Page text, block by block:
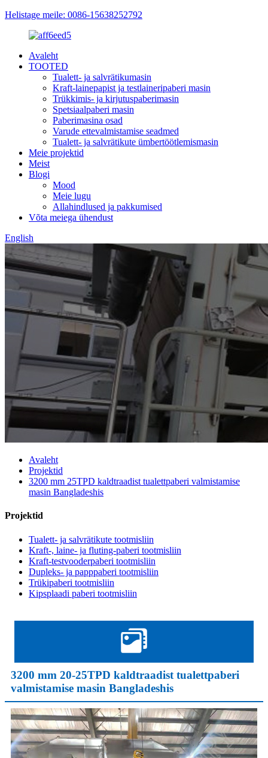
Helistage meile: 0086-15638252792
Avaleht
TOOTED
Tualett- ja salvrätikumasin
Kraft-lainepapist ja testlaineripaberi masin
Trükkimis- ja kirjutuspaberimasin
Spetsiaalpaberi masin
Paberimasina osad
Varude ettevalmistamise seadmed
Tualett- ja salvrätikute ümbertöötlemismasin
Meie projektid
Meist
Blogi
Mood
Meie lugu
Allahindlused ja pakkumised
Võta meiega ühendust
English
Avaleht
Projektid
3200 mm 25TPD kaldtraadist tualettpaberi valmistamise
masin Bangladeshis
Projektid
Tualett- ja salvrätikute tootmisliin
Kraft-, laine- ja fluting-paberi tootmisliin
Kraft-testvooderpaberi tootmisliin
Dupleks- ja papppaberi tootmisliin
Trükipaberi tootmisliin
Kipsplaadi paberi tootmisliin
3200 mm 20-25TPD kaldtraadist tualettpaberi
valmistamise masin Bangladeshis